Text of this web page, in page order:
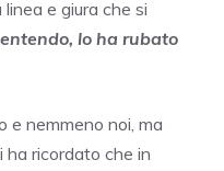
e giura che si
lo ha rubato
e nemmeno noi, ma
ricordato che in